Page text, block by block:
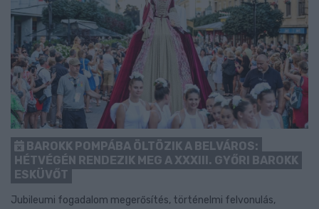
BAROKK POMPÁBA ÖLTÖZIK A BELVÁROS:
HÉTVÉGÉN RENDEZIK MEG A XXXIII. GYŐRI BAROKK
ESKÜVŐT
Jubileumi fogadalom megerősítés, történelmi felvonulás,